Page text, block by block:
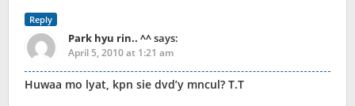
Reply
Park hyu rin.. ^^says:
April 5, 2010 at 1:21 am
Huwaa mo lyat, kpn sie dvd’y mncul? T.T